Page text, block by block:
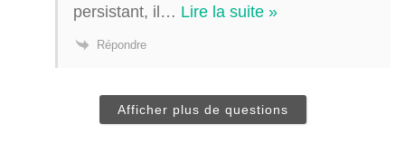
persistant, il… Lire la suite »
Répondre
Afficher plus de questions